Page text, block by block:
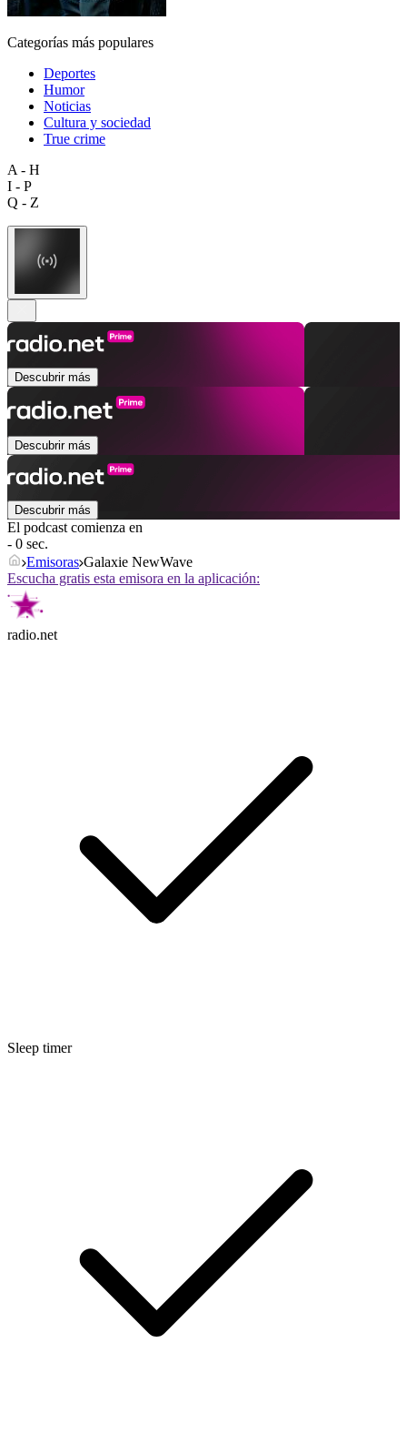
Categorías más populares
Deportes
Humor
Noticias
Cultura y sociedad
True crime
A - H
I - P
Q - Z
Descubrir más
Descubrir más
Descubrir más
El podcast comienza en
- 0 sec.
Emisoras Galaxie NewWave
Escucha gratis esta emisora en la aplicación:
radio.net
Sleep timer